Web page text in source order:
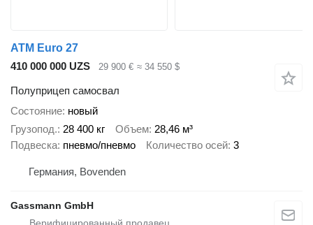
ATM Euro 27
410 000 000 UZS
29 900 € ≈ 34 550 $
Полуприцеп самосвал
Состояние новый
Грузопод. 28 400 кг Объем 28,46 м³
Подвеска пневмо/пневмо Количество осей 3
Германия, Bovenden
Gassmann GmbH